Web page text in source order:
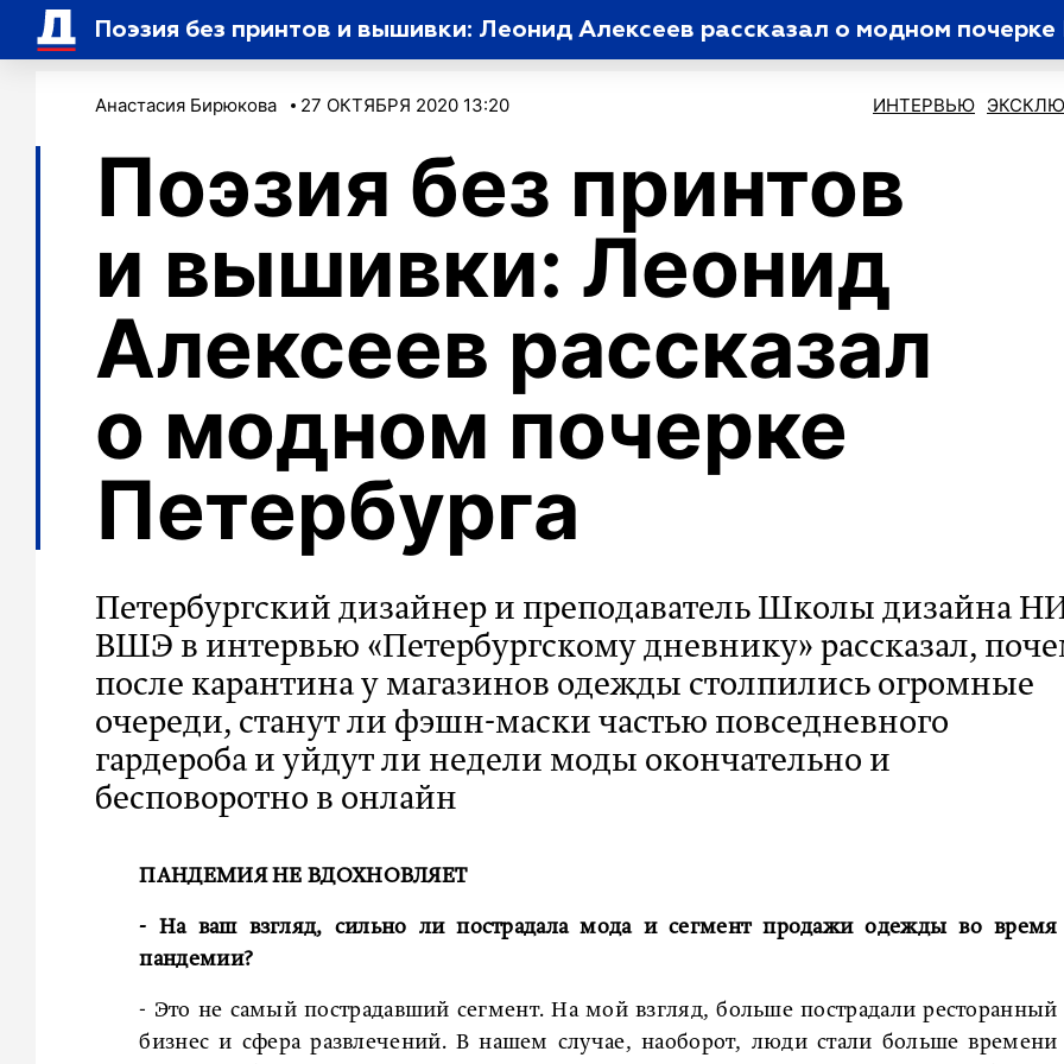
Поэзия без принтов и вышивки: Леонид Алексеев рассказал о модном почерке
Анастасия Бирюкова 27 ОКТЯБРЯ 2020 13:20 ИНТЕРВЬЮ
Поэзия без принтов
и вышивки: Леонид
Алексеев рассказал
о модном почерке
Петербурга
Петербургский дизайнер и преподаватель Школы дизайна
ВШЭ в интервью «Петербургскому дневнику» рассказал,
после карантина у магазинов одежды столпились огромные
очереди, станут ли фэшн-маски частью повседневного
гардероба и уйдут ли недели моды окончательно и
бесповоротно в онлайн
ПАНДЕМИЯ НЕ ВДОХНОВЛЯЕТ
- На ваш взгляд, сильно ли пострадала мода и сегмент продажи одежды во время
пандемии?
- Это не самый пострадавший сегмент. На мой взгляд, больше пострадали ресторанный
бизнес и сфера развлечений. В нашем случае, наоборот, люди стали больше времени